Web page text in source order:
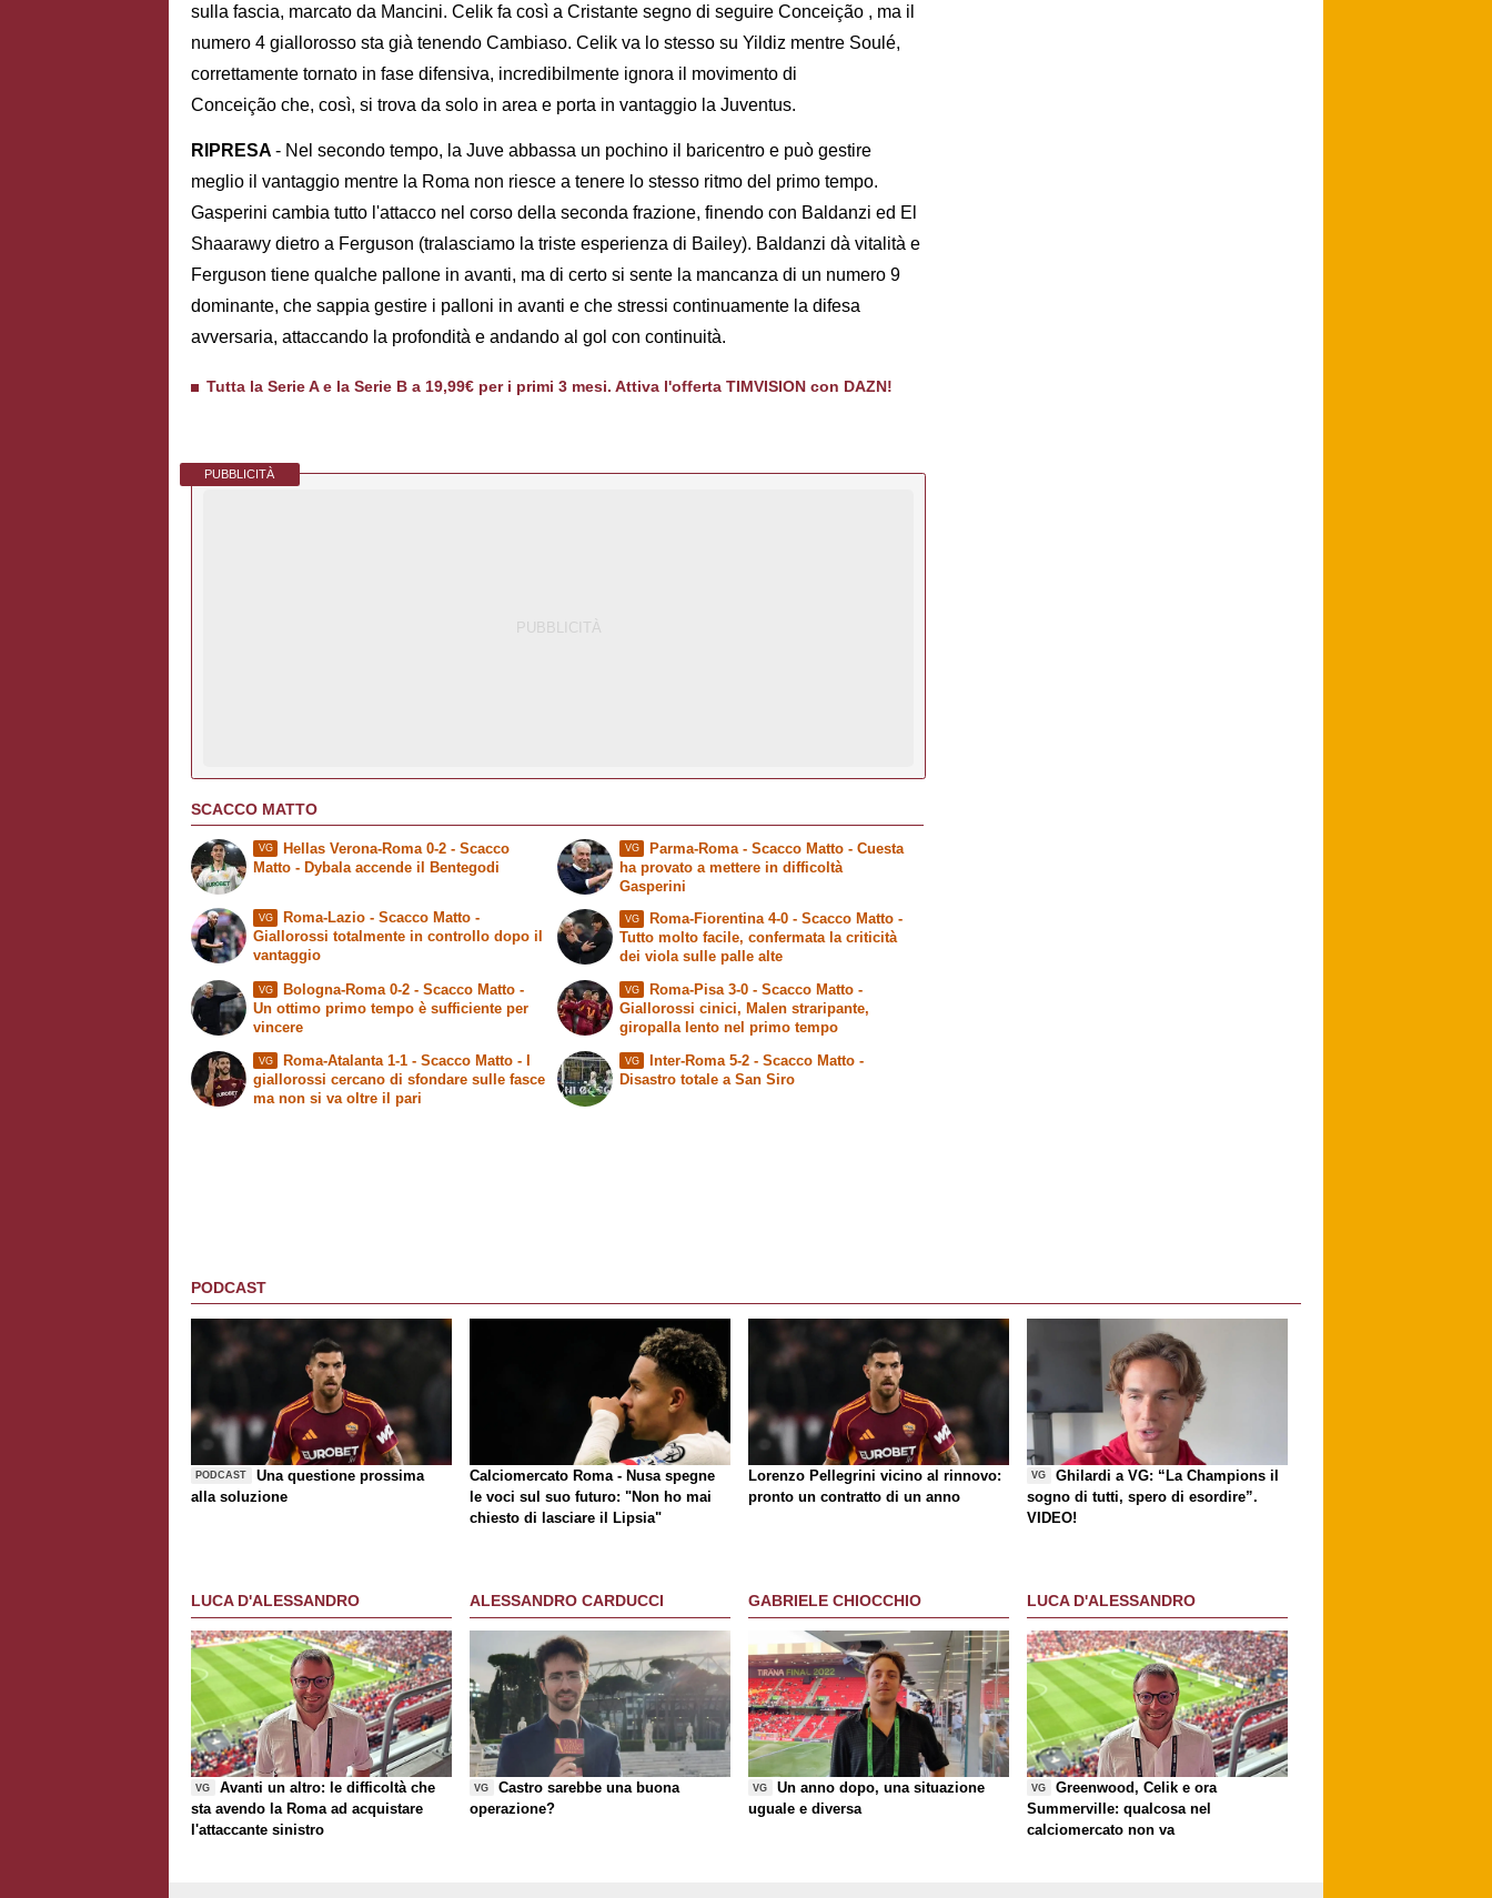
sulla fascia, marcato da Mancini. Celik fa così a Cristante segno di seguire Conceição , ma il
numero 4 giallorosso sta già tenendo Cambiaso. Celik va lo stesso su Yildiz mentre Soulé,
correttamente tornato in fase difensiva, incredibilmente ignora il movimento di
Conceição che, così, si trova da solo in area e porta in vantaggio la Juventus.
RIPRESA - Nel secondo tempo, la Juve abbassa un pochino il baricentro e può gestire
meglio il vantaggio mentre la Roma non riesce a tenere lo stesso ritmo del primo tempo.
Gasperini cambia tutto l'attacco nel corso della seconda frazione, finendo con Baldanzi ed El
Shaarawy dietro a Ferguson (tralasciamo la triste esperienza di Bailey). Baldanzi dà vitalità e
Ferguson tiene qualche pallone in avanti, ma di certo si sente la mancanza di un numero 9
dominante, che sappia gestire i palloni in avanti e che stressi continuamente la difesa
avversaria, attaccando la profondità e andando al gol con continuità.
Tutta la Serie A e la Serie B a 19,99€ per i primi 3 mesi. Attiva l'offerta TIMVISION con DAZN!
PUBBLICITÀ
SCACCO MATTO
VG Hellas Verona-Roma 0-2 - Scacco
Matto - Dybala accende il Bentegodi
VG Roma-Lazio - Scacco Matto-
Giallorossi totalmente in controllo dopo il
vantaggio
VG Parma-Roma - Scacco Matto- Cuesta
ha provato a mettere in difficoltà
Gasperini
VG Roma-Fiorentina 4-0 - Scacco Matto-
Tutto molto facile, confermata la criticità
dei viola sulle palle alte
VG Bologna-Roma 0-2 - Scacco Matto-
Un ottimo primo tempo è sufficiente per
vincere
VG Roma-Atalanta 1-1 - Scacco Matto- I
giallorossi cercano di sfondare sulle fasce
ma non si va oltre il pari
VG Roma-Pisa 3-0 - Scacco Matto-
Giallorossi cinici, Malen straripante,
giropalla lento nel primo tempo
VG Inter-Roma 5-2 - Scacco Matto-
Disastro totale a San Siro
PODCAST
PODCAST
Una questione prossima
alla soluzione
Calciomercato Roma - Nusa spegne
le voci sul suo futuro: "Non ho mai
chiesto di lasciare il Lipsia"
Lorenzo Pellegrini vicino al rinnovo:
pronto un contratto di un anno
VG
Ghilardi a VG: “La Champions il
sogno di tutti, spero di esordire”.
VIDEO!
LUCA D'ALESSANDRO
VG
Avanti un altro: le difficoltà che
sta avendo la Roma ad acquistare
l'attaccante sinistro
ALESSANDRO CARDUCCI
VG
Castro sarebbe una buona
operazione?
GABRIELE CHIOCCHIO
VG
Un anno dopo, una situazione
uguale e diversa
LUCA D'ALESSANDRO
VG
Greenwood, Celik e ora
Summerville: qualcosa nel
calciomercato non va